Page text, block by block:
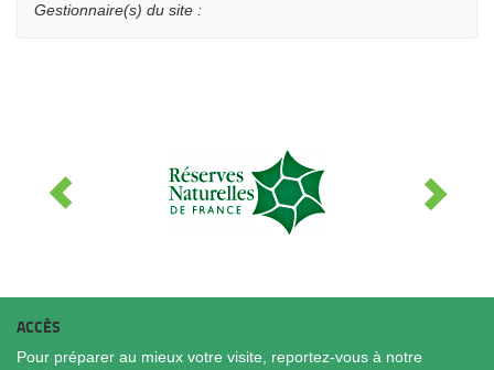
Gestionnaire(s) du site :
ACCÈS
Pour préparer au mieux votre visite, reportez-vous à notre